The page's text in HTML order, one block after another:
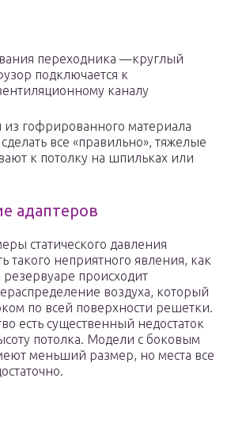
переходника —круглый
подключается к
каналу
из гофрированного материала
все «правильно», тяжелые
к потолку на шпильках или
адаптеров
статического давления
такого неприятного явления, как
происходит
воздуха, который
по всей поверхности решетки.
есть существенный недостаток
потолка. Модели с боковым
меньший размер, но места все